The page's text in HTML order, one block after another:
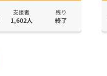
支援者
1,602人
残り
終了